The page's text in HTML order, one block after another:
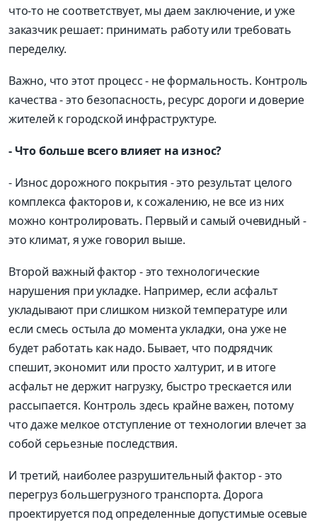
что-то не соответствует, мы даем заключение, и уже
заказчик решает: принимать работу или требовать
переделку.
Важно, что этот процесс - не формальность. Контроль
качества - это безопасность, ресурс дороги и доверие
жителей к городской инфраструктуре.
- Что больше всего влияет на износ?
- Износ дорожного покрытия - это результат целого
комплекса факторов и, к сожалению, не все из них
можно контролировать. Первый и самый очевидный -
это климат, я уже говорил выше.
Второй важный фактор - это технологические
нарушения при укладке. Например, если асфальт
укладывают при слишком низкой температуре или
если смесь остыла до момента укладки, она уже не
будет работать как надо. Бывает, что подрядчик
спешит, экономит или просто халтурит, и в итоге
асфальт не держит нагрузку, быстро трескается или
рассыпается. Контроль здесь крайне важен, потому
что даже мелкое отступление от технологии влечет за
собой серьезные последствия.
И третий, наиболее разрушительный фактор - это
перегруз большегрузного транспорта. Дорога
проектируется под определенные допустимые осевые